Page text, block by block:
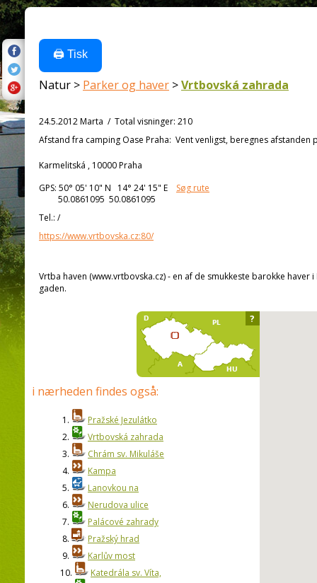
🖨️ Tisk
Natur > Parker og haver >Vrtbovská zahrada
24.5.2012 Marta / Total visninger: 210
Afstand fra camping Oase Praha: Vent venligst, beregnes afstanden
Karmelitská , 10000 Praha
GPS: 50° 05' 10" N 14° 24' 15" E
Søg rute
50.0861095 50.0861095
Tel.: /
https://www.vrtbovska.cz:80/
Vrtba haven (www.vrtbovska.cz) - en af de smukkeste barokke
gaden.
i nærheden findes også:
1.
Pražské Jezulátko
2.
Vrtbovská zahrada
3.
Chrám sv. Mikuláše
4.
Kampa
5.
Lanovkou na
6.
Nerudova ulice
7.
Palácové zahrady
8.
Pražský hrad
9.
Karlův most
10.
Katedrála sv. Víta,
?